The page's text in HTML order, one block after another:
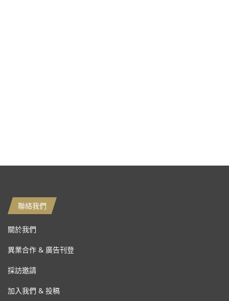
聯絡我們
關於我們
異業合作 & 廣告刊登
採訪邀請
加入我們 & 投稿